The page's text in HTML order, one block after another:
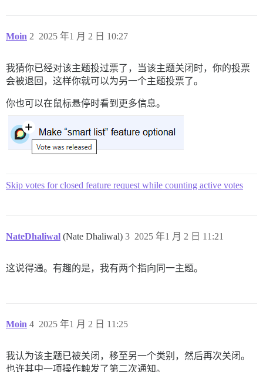
Moin 2025 年1 月 2 日 10:27
2
我猜你已经对该主题投过票了，当该主题关闭时，你的投票
会被退回，这样你就可以为另一个主题投票了。
你也可以在鼠标悬停时看到更多信息。
Skip votes for closed feature request while counting active votes
NateDhaliwal (Nate Dhaliwal) 2025 年1 月 2 日 11:21
3
这说得通。有趣的是，我有两个指向同一主题。
Moin 2025 年1 月 2 日 11:25
4
我认为该主题已被关闭，移至另一个类别，然后再次关闭。
也许其中一项操作触发了第二次通知。